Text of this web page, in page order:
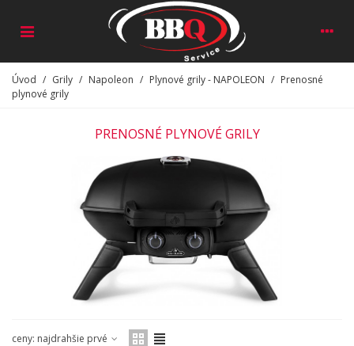
Úvod / Grily / Napoleon / Plynové grily - NAPOLEON / Prenosné
plynové grily
PRENOSNÉ PLYNOVÉ GRILY
ceny: najdrahšie prvé